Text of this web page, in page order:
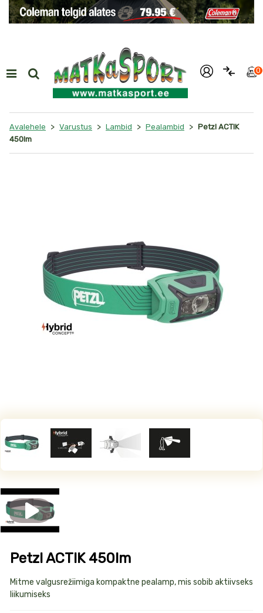
0
Avalehele > Varustus > Lambid > Pealambid > Petzl ACTIK
450lm
Petzl ACTIK 450lm
Toote
Mitme valgusrežiimiga kompaktne pealamp, mis sobib aktiivseks
liikumiseks